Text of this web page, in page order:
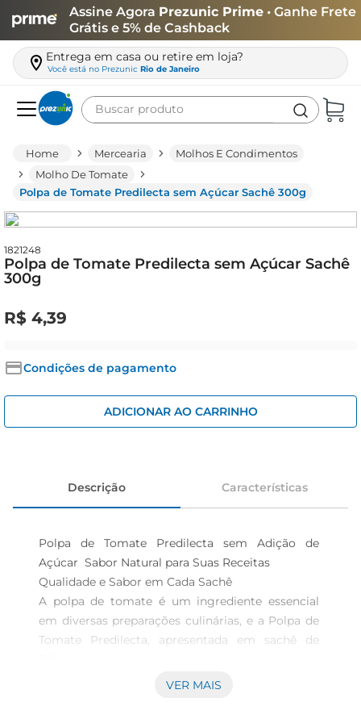
Assine Agora Prezunic Prime • Ganhe Frete
Grátis e 5% de Cashback
Entrega em casa ou retire em loja?
Você está no Prezunic Rio de Janeiro
Buscar produto
Mercearia
Molhos E Condimentos
Molho De Tomate
Polpa de Tomate Predilecta sem Açúcar Sachê 300g
1821248
Polpa de Tomate Predilecta sem Açúcar Sachê
300g
R$ 4,39
Condições de pagamento
ADICIONAR AO CARRINHO
Descrição Características
Polpa de Tomate Predilecta sem Adição de
Açúcar  Sabor Natural para Suas Receitas
Qualidade e Sabor em Cada Sachê
A polpa de tomate é um ingrediente essencial
em diversas preparações culinárias, e a Polpa de
Tomate Predilecta, apresentada em sachê de
açúcar. Ideal para quem busca uma alimentação
VER MAIS
leite
queijo
arroz
cerveja
papel higiênico